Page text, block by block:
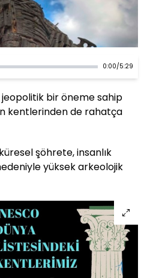
0:00/5:29
jeopolitik bir öneme sahip
kentlerinden de rahatça
şöhrete, insanlık
yüksek arkeolojik